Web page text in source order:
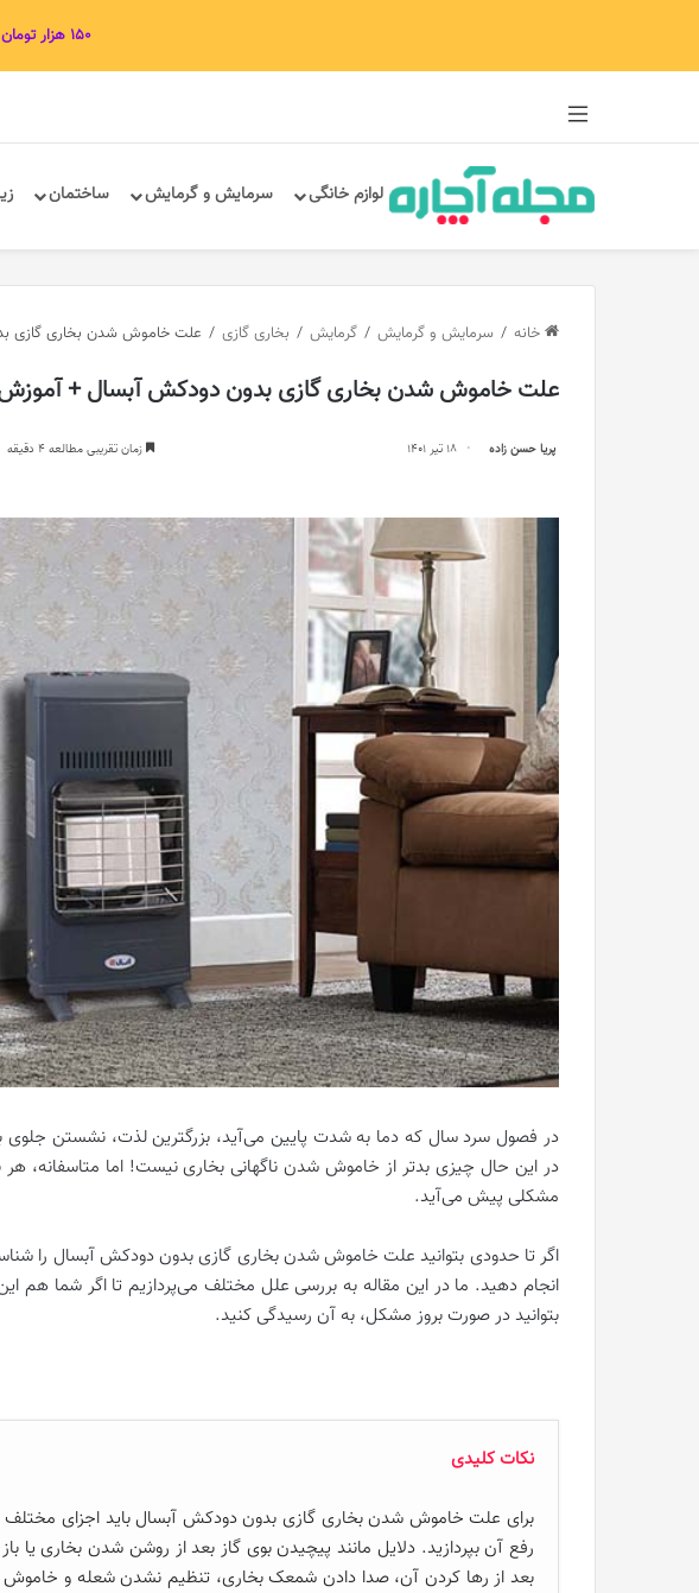
۱۵۰ هزار تومان تخفیف
لوازم خانگی سرمایش و گرمایش ساختمان
خانه / سرمایش و گرمایش / گرمایش / بخاری گازی / علت خاموش شدن بخاری گازی
علت خاموش شدن بخاری گازی بدون دودکش آبسال +
پریا حسن زاده 18 تیر 1401 زمان تقریبی مطالعه 4 دقیقه
در فصول سرد سال که دما به شدت پایین می‌آید، بزرگترین لذت، نشستن جلوی
در این حال چیزی بدتر از خاموش شدن ناگهانی بخاری نیست! اما متاسفانه،
مشکلی پیش می‌آید.
اگر تا حدودی بتوانید علت خاموش شدن بخاری گازی بدون دودکش آبسال را
انجام دهید. ما در این مقاله به بررسی علل مختلف می‌پردازیم تا اگر شما هم
بتوانید در صورت بروز مشکل، به آن رسیدگی کنید.
نکات کلیدی
برای علت خاموش شدن بخاری گازی بدون دودکش آبسال باید اجزای مختلف
رفع آن بپردازید. دلایل مانند پیچیدن بوی گاز بعد از روشن شدن بخاری
بعد از رها کردن آن، صدا دادن شمعک بخاری، تنظیم نشدن شعله و خاموش